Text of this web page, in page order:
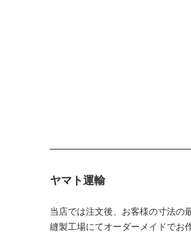
ヤマト運輸
当店では注文後、お客様の寸法の
縫製工場にてオーダーメイドでお